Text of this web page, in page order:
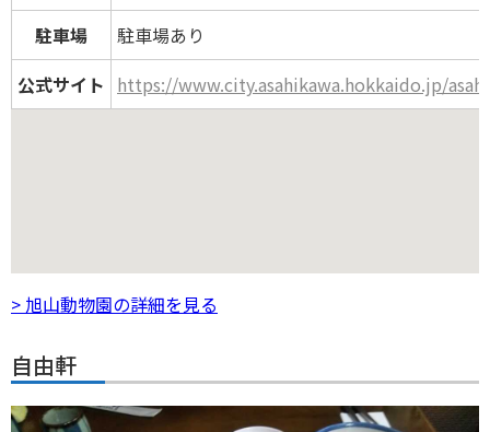
駐車場
駐車場あり
公式サイト https://www.city.asahikawa.hokkaido.jp/
> 旭山動物園の詳細を見る
自由軒